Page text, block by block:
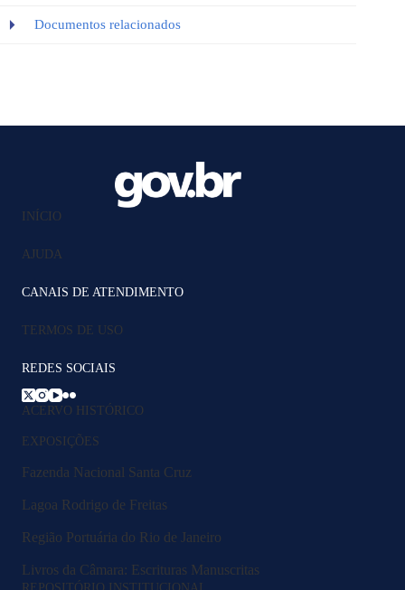
Documentos relacionados
INÍCIO
AJUDA
CANAIS DE ATENDIMENTO
TERMOS DE USO
REDES SOCIAIS
ACERVO HISTÓRICO
EXPOSIÇÕES
Fazenda Nacional Santa Cruz
Lagoa Rodrigo de Freitas
Região Portuária do Rio de Janeiro
Livros da Câmara: Escrituras Manuscritas